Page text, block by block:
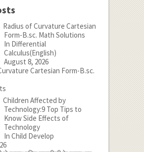
Radius of Curvature Cartesian
Form-B.sc. Math Solutions
In Differential
Calculus(English)
August 8, 2026
Cartesian Form-B.sc.
Children Affected by
Technology:9 Top Tips to
Know Side Effects of
Technology
In Child Develop